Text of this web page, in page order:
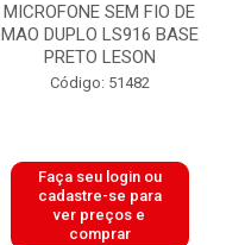
MICROFONE SEM FIO DE
MAO DUPLO LS916 BASE
PRETO LESON
Código: 51482
Faça seu login ou
cadastre-se para
ver preços e
comprar